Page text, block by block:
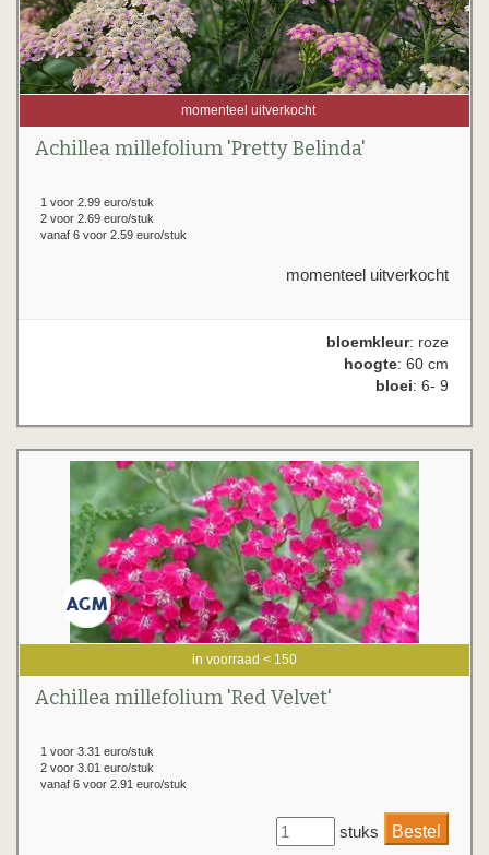
momenteel uitverkocht
Achillea millefolium 'Pretty Belinda'
1 voor 2.99 euro/stuk
2 voor 2.69 euro/stuk
vanaf 6 voor 2.59 euro/stuk
momenteel uitverkocht
bloemkleur: roze
hoogte: 60 cm
bloei: 6- 9
in voorraad < 150
Achillea millefolium 'Red Velvet'
1 voor 3.31 euro/stuk
2 voor 3.01 euro/stuk
vanaf 6 voor 2.91 euro/stuk
stuks